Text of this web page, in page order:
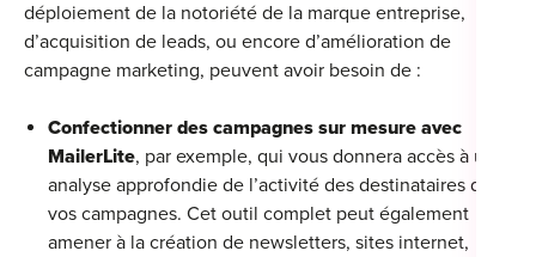
déploiement de la notoriété de la marque entreprise,
d’acquisition de leads, ou encore d’amélioration de
campagne marketing, peuvent avoir besoin de :
Confectionner des campagnes sur mesure avec
MailerLite, par exemple, qui vous donnera accès à une
analyse approfondie de l’activité des destinataires de
vos campagnes. Cet outil complet peut également
amener à la création de newsletters, sites internet,